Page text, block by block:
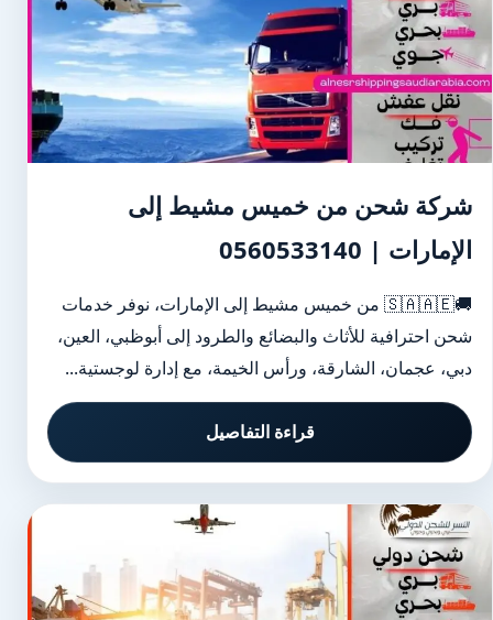
شركة شحن من خميس مشيط إلى
الإمارات | 0560533140
🚚🇸🇦🇦🇪 من خميس مشيط إلى الإمارات، نوفر خدمات
شحن احترافية للأثاث والبضائع والطرود إلى أبوظبي، العين،
دبي، عجمان، الشارقة، ورأس الخيمة، مع إدارة لوجستية...
قراءة التفاصيل